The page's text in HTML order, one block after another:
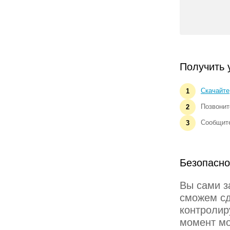
Получить
1 Скачайте
2
3
Вы сами
сможем
момент